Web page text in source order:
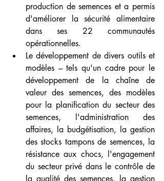
production de semences et a permis
d'améliorer la sécurité alimentaire
dans ses 22 communautés
opérationnelles.
Le développement de divers outils et
modèles – tels qu'un cadre pour le
développement de la chaîne de
valeur des semences, des modèles
pour la planification du secteur des
semences, l'administration des
affaires, la budgétisation, la gestion
des stocks tampons de semences, la
résistance aux chocs, l'engagement
du secteur privé dans le contrôle de
la qualité des semences, la gestion